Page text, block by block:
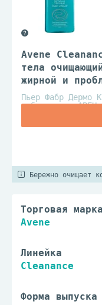
Avene
тела
жирной и
Пьер Фабр Дермо
лаборатория АВЕН
Бережно очищает
Торговая марка
Avene
Линейка
Cleanance
Форма выпуска